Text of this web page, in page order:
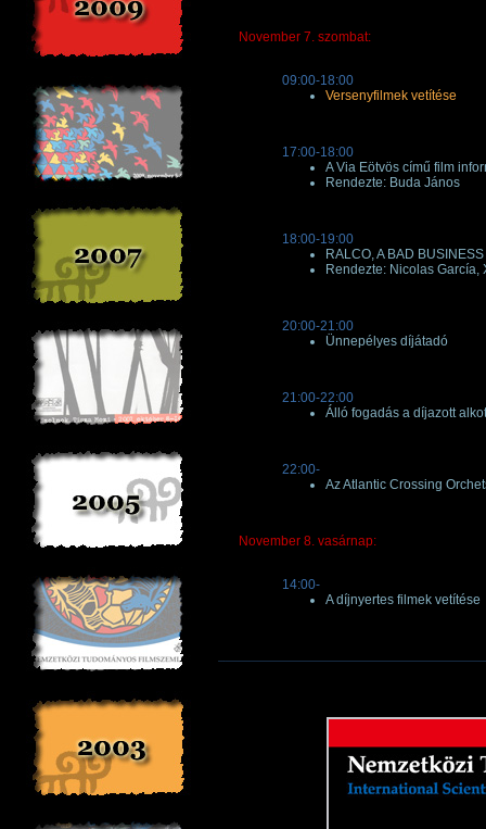
November 7. szombat:
09:00-18:00
Versenyfilmek vetítése
17:00-18:00
A Via Eötvös című film
Rendezte: Buda János
18:00-19:00
RALCO, A BAD
Rendezte: Nicolas García,
20:00-21:00
Ünnepélyes díjátadó
21:00-22:00
Álló fogadás a díjazott
22:00-
Az Atlantic Crossing
November 8. vasárnap:
14:00-
A díjnyertes filmek vetítése